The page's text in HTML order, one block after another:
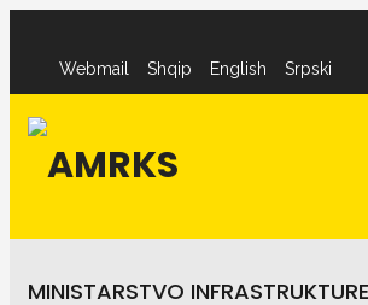
Webmail Shqip English Srpski
MINISTARSTVO